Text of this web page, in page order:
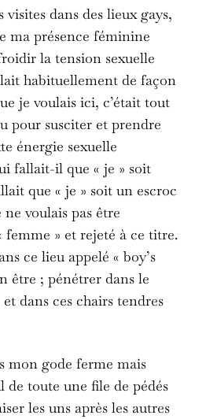
visites dans des lieux gays,
ma présence féminine
la tension sexuelle
habituellement de façon
je voulais ici, c’était tout
pour susciter et prendre
énergie sexuelle
fallait-il que « je » soit
que « je » soit un escroc
ne voulais pas être
femme » et rejeté à ce titre.
ce lieu appelé « boy’s
être ; pénétrer dans le
dans ces chairs tendres
mon gode ferme mais
de toute une file de pédés
les uns après les autres